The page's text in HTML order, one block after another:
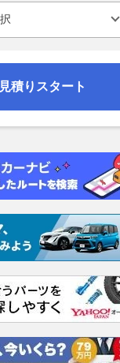
ホンダ NSX 3.0
支払総額
898.0万円
見積りスタート